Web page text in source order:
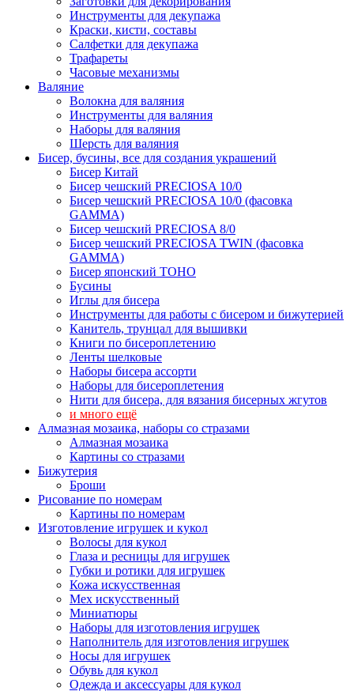
Инструменты для декупажа
Краски, кисти, составы
Салфетки для декупажа
Трафареты
Часовые механизмы
Валяние
Волокна для валяния
Инструменты для валяния
Наборы для валяния
Шерсть для валяния
Бисер, бусины, все для создания украшений
Бисер Китай
Бисер чешский PRECIOSA 10/0
Бисер чешский PRECIOSA 10/0 (фасовка
GAMMA)
Бисер чешский PRECIOSA 8/0
Бисер чешский PRECIOSA TWIN (фасовка
GAMMA)
Бисер японский TOHO
Бусины
Иглы для бисера
Инструменты для работы с бисером и бижутерией
Канитель, трунцал для вышивки
Книги по бисероплетению
Ленты шелковые
Наборы бисера ассорти
Наборы для бисероплетения
Нити для бисера, для вязания бисерных жгутов
и много ещё
Алмазная мозаика, наборы со стразами
Алмазная мозаика
Картины co стразами
Бижутерия
Броши
Рисование по номерам
Картины по номерам
Изготовление игрушек и кукол
Волосы для кукол
Глаза и ресницы для игрушек
Губки и ротики для игрушек
Кожа искусственная
Мех искусственный
Миниатюры
Наборы для изготовления игрушек
Наполнитель для изготовления игрушек
Носы для игрушек
Обувь для кукол
Одежда и аксессуары для кукол